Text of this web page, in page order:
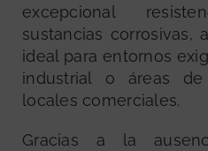
excepcional
sustancias corrosivas,
ideal para entornos
industrial o áreas
locales comerciales.
Gracias a la